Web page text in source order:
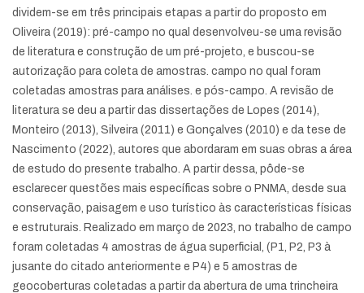
dividem-se em três principais etapas a partir do proposto em
Oliveira (2019): pré-campo no qual desenvolveu-se uma revisão
de literatura e construção de um pré-projeto, e buscou-se
autorização para coleta de amostras. campo no qual foram
coletadas amostras para análises. e pós-campo. A revisão de
literatura se deu a partir das dissertações de Lopes (2014),
Monteiro (2013), Silveira (2011) e Gonçalves (2010) e da tese de
Nascimento (2022), autores que abordaram em suas obras a área
de estudo do presente trabalho. A partir dessa, pôde-se
esclarecer questões mais específicas sobre o PNMA, desde sua
conservação, paisagem e uso turístico às características físicas
e estruturais. Realizado em março de 2023, no trabalho de campo
foram coletadas 4 amostras de água superficial, (P1, P2, P3 à
jusante do citado anteriormente e P4) e 5 amostras de
geocoberturas coletadas a partir da abertura de uma trincheira